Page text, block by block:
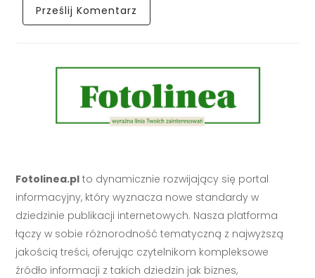
Fotolinea.pl to dynamicznie rozwijający się portal
informacyjny, który wyznacza nowe standardy w
dziedzinie publikacji internetowych. Nasza platforma
łączy w sobie różnorodność tematyczną z najwyższą
jakością treści, oferując czytelnikom kompleksowe
źródło informacji z takich dziedzin jak biznes,